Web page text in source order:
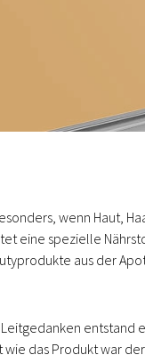
wenn Haut,
eine spezielle
aus der
das Produkt war